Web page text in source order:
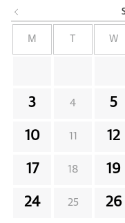
M W
3 4 5
10 11 12
17 18 19
24 25 26